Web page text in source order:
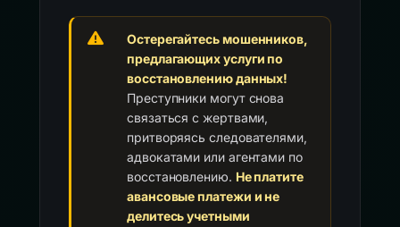
Остерегайтесь мошенников,
предлагающих услуги по
восстановлению данных!
Преступники могут снова
связаться с жертвами,
притворяясь следователями,
адвокатами или агентами по
восстановлению. Не платите
авансовые платежи и не
делитесь учетными